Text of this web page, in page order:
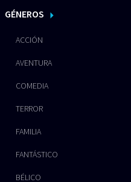
GÉNEROS
ACCIÓN
AVENTURA
COMEDIA
TERROR
FAMILIA
FANTÁSTICO
BÉLICO